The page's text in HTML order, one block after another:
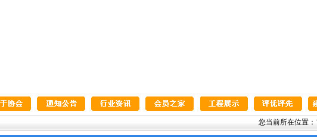
您当前所在位置